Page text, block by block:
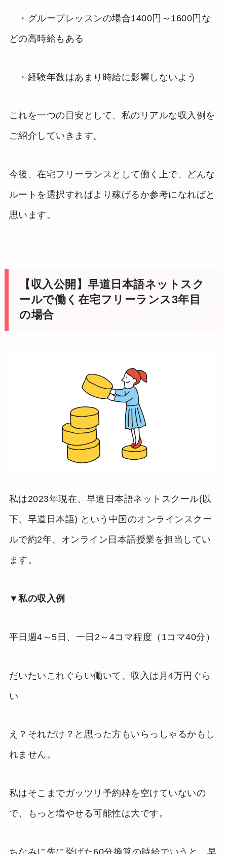
・グループレッスンの場合1400円～1600円な
どの高時給もある
・経験年数はあまり時給に影響しないよう
これを一つの目安として、私のリアルな収入例を
ご紹介していきます。
今後、在宅フリーランスとして働く上で、どんな
ルートを選択すればより稼げるか参考になればと
思います。
【収入公開】早道日本語ネットスク
ールで働く在宅フリーランス3年目
の場合
私は2023年現在、早道日本語ネットスクール(以
下、早道日本語) という中国のオンラインスクー
ルで約2年、オンライン日本語授業を担当してい
ます。
▼私の収入例
平日週4～5日、一日2～4コマ程度（1コマ40分）
だいたいこれぐらい働いて、収入は月4万円ぐら
い
え？それだけ？と思った方もいらっしゃるかもし
れません。
私はそこまでガッツリ予約枠を空けていないの
で、もっと増やせる可能性は大です。